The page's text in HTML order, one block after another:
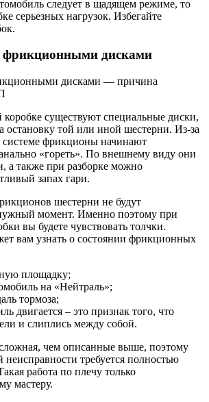
следует в щадящем режиме, то
серьезных нагрузок. Избегайте
фрикционными дисками
дисками — причина
существуют специальные диски,
остановку той или иной шестерни. Из-за
системе фрикционы начинают
«гореть». По внешнему виду они
а также при разборке можно
запах гари.
шестерни не будут
момент. Именно поэтому при
вы будете чувствовать толчки.
вам узнать о состоянии фрикционных
площадку;
на «Нейтраль»;
тормоза;
двигается – это признак того, что
и слиплись между собой.
чем описанные выше, поэтому
неисправности требуется полностью
работа по плечу только
мастеру.